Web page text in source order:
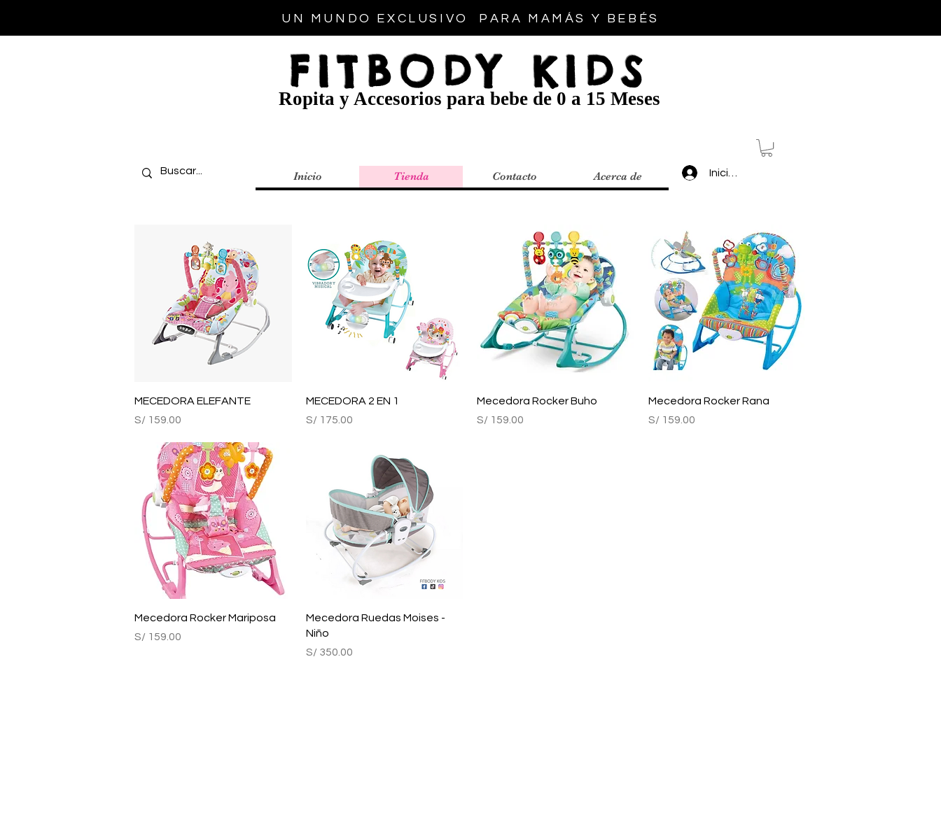
UN MUNDO EXCLUSIVO PARA MAMÁS Y BEBÉS
FITBODY KIDS
Ropita y Accesorios para bebe de 0 a 15 Meses
Inicio Tienda Contacto Acerca de Inicia sesión
Vista rápida
MECEDORA ELEFANTE
Precio
S/ 159.00
Vista rápida
MECEDORA 2 EN 1
Precio
S/ 175.00
Vista rápida
Mecedora Rocker Buho
Precio
S/ 159.00
Vista rápida
Mecedora Rocker Rana
Precio
S/ 159.00
Vista rápida
Mecedora Rocker Mariposa
Precio
S/ 159.00
Vista rápida
Mecedora Ruedas Moises -
Niño
Precio
S/ 350.00